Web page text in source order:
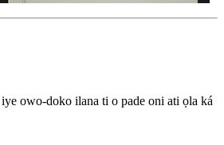
owo-doko ilana ti o pade oni ati ọla ká